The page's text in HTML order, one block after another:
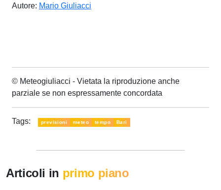
Autore: Mario Giuliacci
© Meteogiuliacci - Vietata la riproduzione anche
parziale se non espressamente concordata
Tags: previsioni meteo tempo Bari
Articoli in primo piano